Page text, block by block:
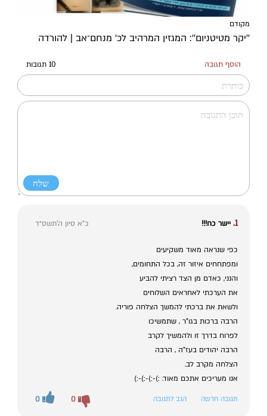
מקודם
''יקר מטיטניום'': המגזין המרהיב לכ’ מנחם־אב | להורדה
הוסף תגובה 10 תגובות
1. יישר כח!!! כ"א סיון ה׳תשס״ד
כפי שנראה מאוד משקיעים
ומפתחחים איזור זה, בכל התחומים,
והנני, כאדם מן הצד רציתי להביע
את הערכתי לאחראים השלוחים
ולשאת את ברכתי להמשך הצלחה פוריה.
הרבה ברכות בגו"ר , שתמשיכו
לפרוח בדרך זו ולהמשיך לקרב
הרבה יהודים בעז"ה , הרבה
הצלחה מקרב לב.
אנו מעריכים אתכם מאוד. :)-:)-:)-:)
תגובה חדשה הגב לתגובה 0 0